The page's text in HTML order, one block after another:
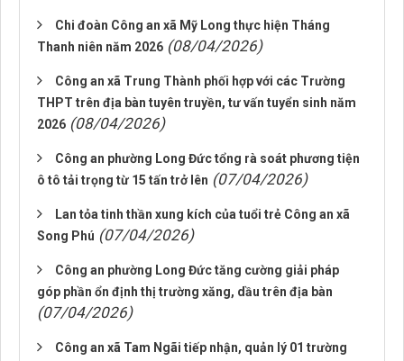
Chi đoàn Công an xã Mỹ Long thực hiện Tháng
Thanh niên năm 2026 (08/04/2026)
Công an xã Trung Thành phối hợp với các Trường
THPT trên địa bàn tuyên truyền, tư vấn tuyển sinh năm
2026 (08/04/2026)
Công an phường Long Đức tổng rà soát phương tiện
ô tô tải trọng từ 15 tấn trở lên (07/04/2026)
Lan tỏa tinh thần xung kích của tuổi trẻ Công an xã
Song Phú (07/04/2026)
Công an phường Long Đức tăng cường giải pháp
góp phần ổn định thị trường xăng, dầu trên địa bàn
(07/04/2026)
Công an xã Tam Ngãi tiếp nhận, quản lý 01 trường